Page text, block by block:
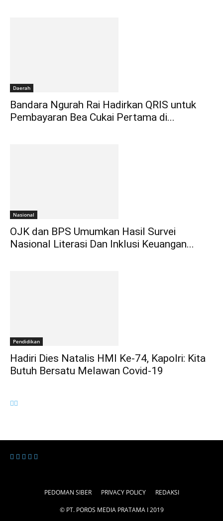
Daerah
Bandara Ngurah Rai Hadirkan QRIS untuk
Pembayaran Bea Cukai Pertama di...
Nasional
OJK dan BPS Umumkan Hasil Survei
Nasional Literasi Dan Inklusi Keuangan...
Pendidikan
Hadiri Dies Natalis HMI Ke-74, Kapolri: Kita
Butuh Bersatu Melawan Covid-19
PEDOMAN SIBER PRIVACY POLICY REDAKSI
© PT. POROS MEDIA PRATAMA I 2019